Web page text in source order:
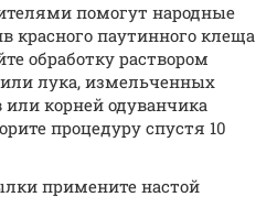
помогут народные
красного паутинного клеща
обработку раствором
или лука, измельченных
корней одуванчика
процедуру спустя 10
примените настой